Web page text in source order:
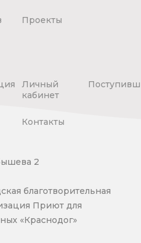
Проекты
Личный
кабинет
Контакты
2
благотворительная
Приют для
«Краснодог»